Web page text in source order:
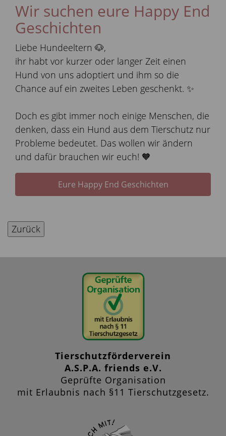
Wir suchen eure Happy End
Geschichten
Liebe Hundeeltern 🐶,
ihr habt vor kurzer oder langer Zeit einen
Hund von uns adoptiert und ihm so die
Chance auf ein zweites Leben geschenkt. ✨
Doch es gibt immer noch einige Menschen, die
denken, dass ein Hund aus dem Tierschutz nur
Probleme bedeutet. Das wollen wir ändern
und dafür brauchen wir euch! 🧡
Eure Happy End Geschichten
Zurück
Tierschutzförderverein
A.S.P.A. friends e.V.
Geprüfte Organisation
mit Erlaubnis nach §11 Tierschutzgesetz.